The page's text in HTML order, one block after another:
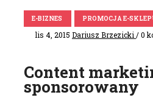
E-BIZNES PROMOCJA E-
lis 4, 2015 Dariusz Brzezicki / 0
Content
sponsorowany